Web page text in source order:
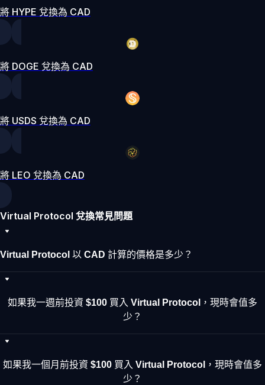
將 HYPE 兌換為 CAD
將 DOGE 兌換為 CAD
將 USDS 兌換為 CAD
將 LEO 兌換為 CAD
Virtual Protocol 兌換常見問題
Virtual Protocol 以 CAD 計算的價格是多少？
如果我一週前投資 $100 買入 Virtual Protocol，現時會值多
少？
如果我一個月前投資 $100 買入 Virtual Protocol，現時會值多
少？